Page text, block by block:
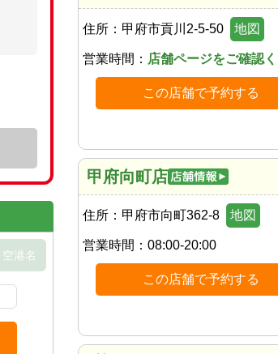
住所： 甲府市貢川2-5-50 地図
営業時間： 店舗ページをご確認
この店舗で予約する
甲府向町店
住所： 甲府市向町362-8 地図
営業時間： 08:00-20:00
この店舗で予約する
空港名